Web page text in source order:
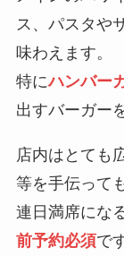
ス、パスタや
味わえます。
特にハンバー
出すバーガー
店内はとても
等を手伝って
連日満席にな
前予約必須で